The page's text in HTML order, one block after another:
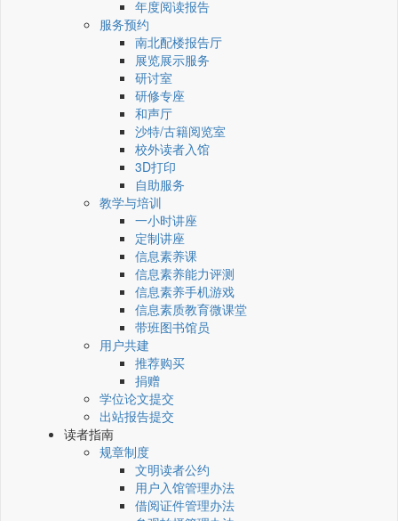
年度阅读报告
服务预约
南北配楼报告厅
展览展示服务
研讨室
研修专座
和声厅
沙特/古籍阅览室
校外读者入馆
3D打印
自助服务
教学与培训
一小时讲座
定制讲座
信息素养课
信息素养能力评测
信息素养手机游戏
信息素质教育微课堂
带班图书馆员
用户共建
推荐购买
捐赠
学位论文提交
出站报告提交
读者指南
规章制度
文明读者公约
用户入馆管理办法
借阅证件管理办法